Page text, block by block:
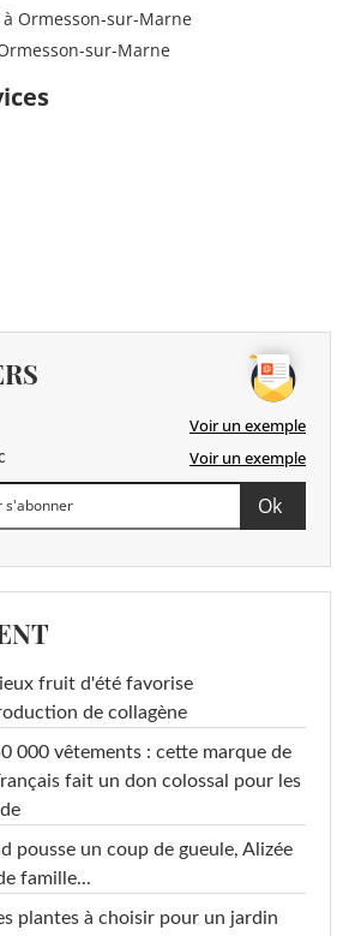
Ormesson-sur-Marne
sur-Marne
Voir un exemple
Voir un exemple
fruit d'été favorise
de collagène
000 vêtements : cette marque de
fait un don colossal pour les
pousse un coup de gueule, Alizée
famille...
plantes à choisir pour un jardin